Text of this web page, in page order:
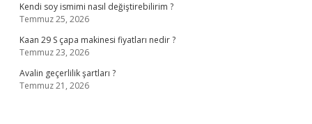
Kendi soy ismimi nasıl değiştirebilirim ?
Temmuz 25, 2026
Kaan 29 S çapa makinesi fiyatları nedir ?
Temmuz 23, 2026
Avalin geçerlilik şartları ?
Temmuz 21, 2026